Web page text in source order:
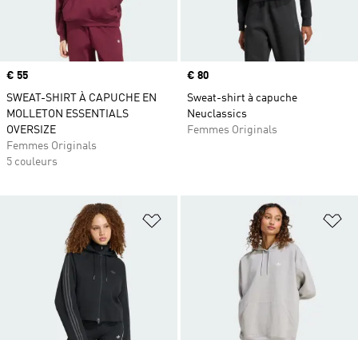
Prix
€ 55
SWEAT-SHIRT À CAPUCHE EN
MOLLETON ESSENTIALS
OVERSIZE
Femmes Originals
5 couleurs
Prix
€ 80
Sweat-shirt à capuche
Neuclassics
Femmes Originals
Ajouter à la Liste de produits